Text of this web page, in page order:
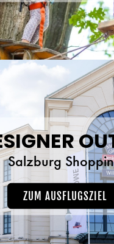
Salzburg
ZUM AUSFLUGSZIEL